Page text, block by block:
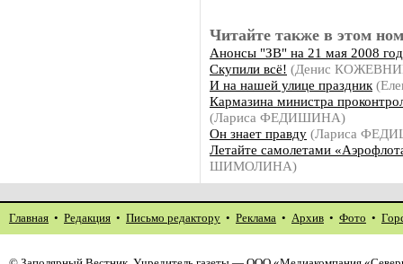
Читайте также в этом
Анонсы "ЗВ" на 21 мая 2008
Скупили всё! (Денис
И на нашей улице праздник
Кармазина министра
(Лариса ФЕДИШИНА)
Он знает правду (Лариса
Летайте самолетами
ШИМОЛИНА)
Главная • Редакция • Письмо редактору • Реклама • Архив • Фото •